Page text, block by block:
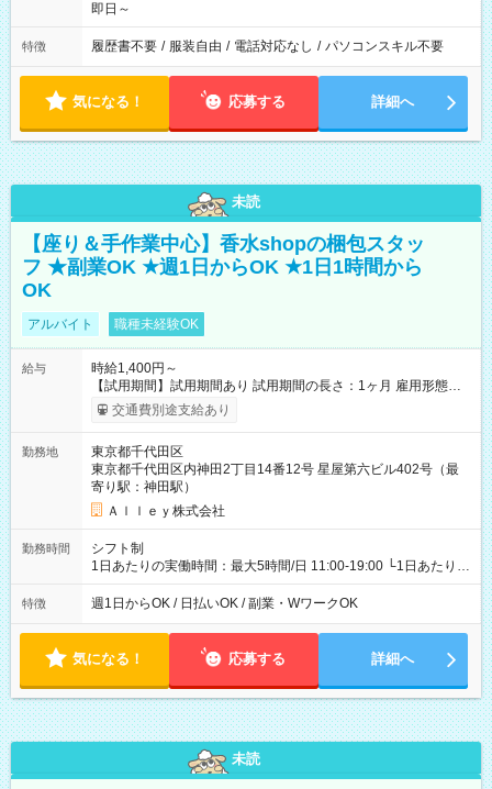
即日～
特徴 履歴書不要 / 服装自由 / 電話対応なし / パソコンスキル不要
気になる！ 応募する 詳細へ
未読
【座り＆手作業中心】香水shopの梱包スタッ
フ ★副業OK ★週1日からOK ★1日1時間から
OK
アルバイト 職種未経験OK
給与
時給1,400円～
【試用期間】試用期間あり 試用期間の長さ：1ヶ月 雇用形態、
給与は本採用時と同じです。
交通費別途支給あり
勤務地
東京都千代田区
東京都千代田区内神田2丁目14番12号 星屋第六ビル402号（最
寄り駅：神田駅）
Ａｌｌｅｙ株式会社
勤務時間
シフト制
1日あたりの実働時間：最大5時間/日 11:00-19:00 └1日あたりの
実働時間：1-5時間 └上記の時間帯内であれば、いつでも勤務可
能！ └平日・土曜日の中で、お好きな曜日でご勤務いただけま
18:00 などのように、自由な働き方が可能なお仕事です！
特徴 週1日からOK / 日払いOK / 副業・WワークOK
気になる！ 応募する 詳細へ
未読